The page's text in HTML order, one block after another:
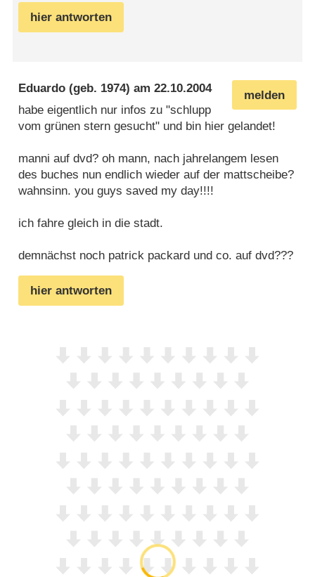
hier antworten
melden
Eduardo (geb. 1974) am22.10.2004
habe eigentlich nur infos zu "schlupp
vom grünen stern gesucht" und bin hier gelandet!
manni auf dvd? oh mann, nach jahrelangem lesen
des buches nun endlich wieder auf der mattscheibe?
wahnsinn. you guys saved my day!!!!
ich fahre gleich in die stadt.
demnächst noch patrick packard und co. auf dvd???
hier antworten